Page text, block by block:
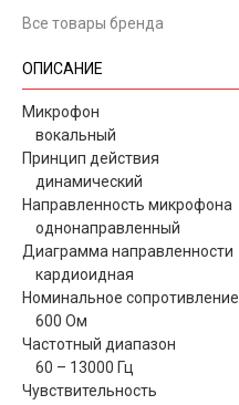
Все товары бренда
ОПИСАНИЕ
Микрофон
вокальный
Принцип действия
динамический
Направленность микрофона
однонаправленный
Диаграмма направленности
кардиоидная
Номинальное сопротивление
600 Ом
Частотный диапазон
60 – 13000 Гц
Чувствительность